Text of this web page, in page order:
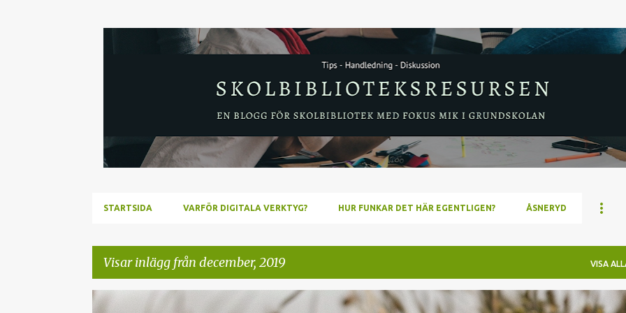
STARTSIDA VARFÖR DIGITALA VERKTYG? HUR FUNKAR DET HÄR EGENTLIGEN? ÅSNERYD
Visar inlägg från december, 2019 VISA